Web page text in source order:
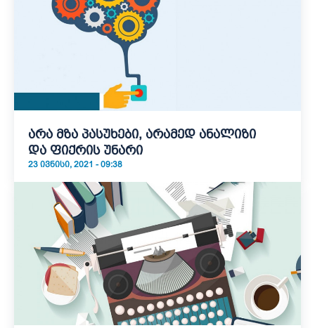
არა მზა პასუხები, არამედ ანალიზი
და ფიქრის უნარი
23 ᲘᲕᲜᲘᲡᲘ, 2021 - 09:38